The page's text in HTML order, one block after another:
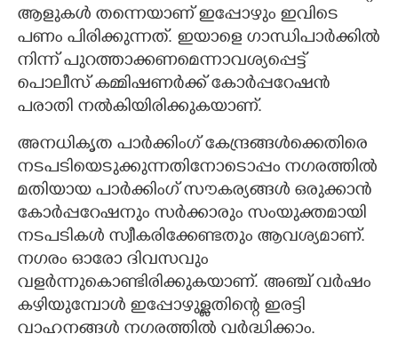
ആളുകൾ തന്നെയാണ് ഇപ്പോഴും ഇവിടെ
പണം പിരിക്കുന്നത്. ഇയാളെ ഗാന്ധിപാർക്കിൽ
നിന്ന് പുറത്താക്കണമെന്നാവശ്യപ്പെട്ട്
പൊലീസ് കമ്മിഷണർക്ക് കോർപ്പറേഷൻ
പരാതി നൽകിയിരിക്കുകയാണ്.
അനധികൃത പാർക്കിംഗ് കേന്ദ്രങ്ങൾക്കെതിരെ
നടപടിയെടുക്കുന്നതിനോടൊപ്പം നഗരത്തിൽ
മതിയായ പാർക്കിംഗ് സൗകര്യങ്ങൾ ഒരുക്കാൻ
കോർപ്പറേഷനും സർക്കാരും സംയുക്തമായി
നടപടികൾ സ്വീകരിക്കേണ്ടതും ആവശ്യമാണ്.
നഗരം ഓരോ ദിവസവും
വളർന്നുകൊണ്ടിരിക്കുകയാണ്. അഞ്ച് വർഷം
കഴിയുമ്പോൾ ഇപ്പോഴുള്ളതിന്റെ ഇരട്ടി
വാഹനങ്ങൾ നഗരത്തിൽ വർദ്ധിക്കാം.